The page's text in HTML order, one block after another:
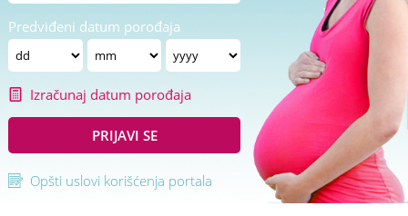
Predviđeni datum porođaja
Izračunaj datum porođaja
PRIJAVI SE
Opšti uslovi korišćenja portala